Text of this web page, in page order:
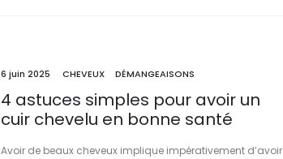
6 juin 2025 CHEVEUX DÉMANGEAISONS
4 astuces simples pour avoir un
cuir chevelu en bonne santé
Avoir de beaux cheveux implique impérativement d’avoir